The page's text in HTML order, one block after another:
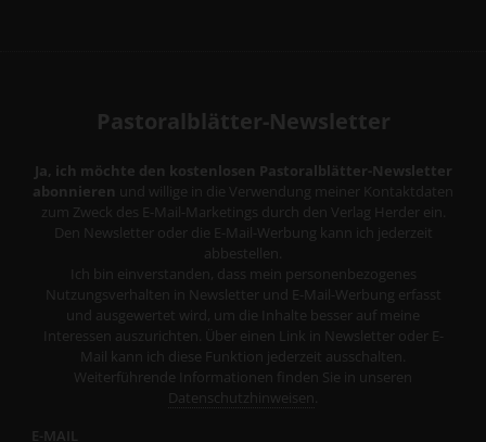
Pastoralblätter-Newsletter
Ja, ich möchte den kostenlosen Pastoralblätter-Newsletter
abonnieren und willige in die Verwendung meiner Kontaktdaten
zum Zweck des E-Mail-Marketings durch den Verlag Herder ein.
Den Newsletter oder die E-Mail-Werbung kann ich jederzeit
abbestellen.
Ich bin einverstanden, dass mein personenbezogenes
Nutzungsverhalten in Newsletter und E-Mail-Werbung erfasst
und ausgewertet wird, um die Inhalte besser auf meine
Interessen auszurichten. Über einen Link in Newsletter oder E-
Mail kann ich diese Funktion jederzeit ausschalten.
Weiterführende Informationen finden Sie in unseren
Datenschutzhinweisen
E-MAIL